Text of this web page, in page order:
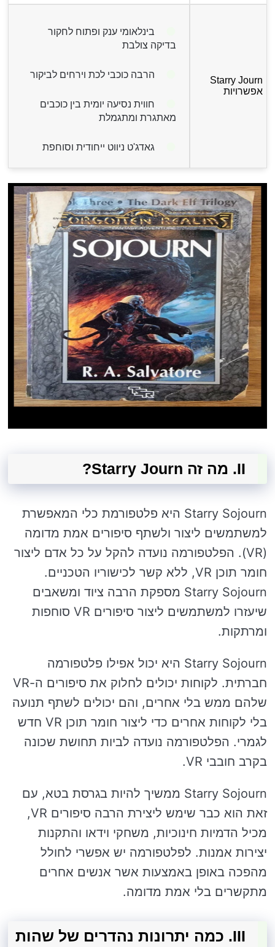
Starry Journ
אפשרויות
בינלאומי ענק ופתוח לחקור
בדיקה צולבת
הרבה כוכבי לכת וירחים לביקור
חווית נסיעה יומית בין כוכבים
מאתגרת ומתגמלת
גאדג'ט ניווט ייחודית וסוחפת
II. מה זה Starry Journ?
Starry Sojourn היא פלטפורמת כלי המאפשרת
למשתמשים ליצור ולשתף סיפורים אמת מדומה
(VR). הפלטפורמה נועדה להקל על כל אדם ליצור
חומר תוכן VR, ללא קשר לכישוריו הטכניים.
Starry Sojourn מספקת הרבה ציוד ומשאבים
שיעזרו למשתמשים ליצור סיפורים VR סוחפות
ומרתקות.
Starry Sojourn היא יכול אפילו פלטפורמה
חברתית. לקוחות יכולים לחלוק את סיפורים ה-VR
שלהם ממש בלי אחרים, והם יכולים לשתף תנועה
בלי לקוחות אחרים כדי ליצור חומר תוכן VR חדש
לגמרי. הפלטפורמה נועדה לביות תחושת שכונה
בקרב חובבי VR.
Starry Sojourn ממשיך להיות בגרסת בטא, עם
זאת הוא כבר שימש ליצירת הרבה סיפורים VR,
מכיל הדמיות חינוכיות, משחקי וידאו והתקנות
יצירות אמנות. לפלטפורמה יש אפשרי לחולל
מהפכה באופן באמצעות אשר אנשים אחרים
מתקשרים בלי אמת מדומה.
III. כמה יתרונות נהדרים של שהות